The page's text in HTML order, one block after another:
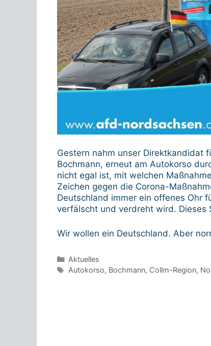
Gestern nahm unser Direktkandidat
Bochmann, erneut am Autokorso
nicht egal ist, mit welchen
Zeichen gegen die Corona-
Deutschland immer ein offenes Ohr
verfälscht und verdreht wird. Dieses
Wir wollen ein Deutschland. Aber
Kategorien
Aktuelles
Schlagwörter
Autokorso, Bochmann, Collm-Region,